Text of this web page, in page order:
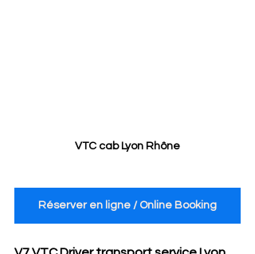
VTC cab Lyon Rhône
Réserver en ligne / Online Booking